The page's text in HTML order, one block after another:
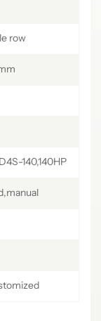
row
140,140HP